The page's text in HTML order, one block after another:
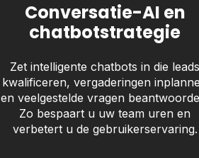
Conversatie-AI en
chatbotstrategie
Zet intelligente chatbots in die
kwalificeren, vergaderingen
en veelgestelde vragen
Zo bespaart u uw team uren en
verbetert u de gebruikerservaring.